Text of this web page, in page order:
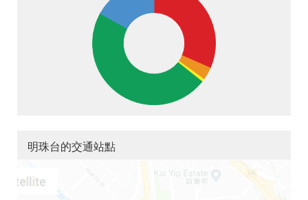
明珠台的交通站點